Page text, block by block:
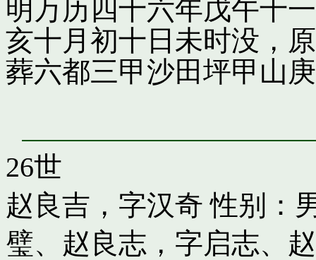
明万历四十六年戊午十
亥十月初十日未时没，
葬六都三甲沙田坪甲山
26世
赵良吉，字汉奇 性别：
璧、 赵良志，字启志、